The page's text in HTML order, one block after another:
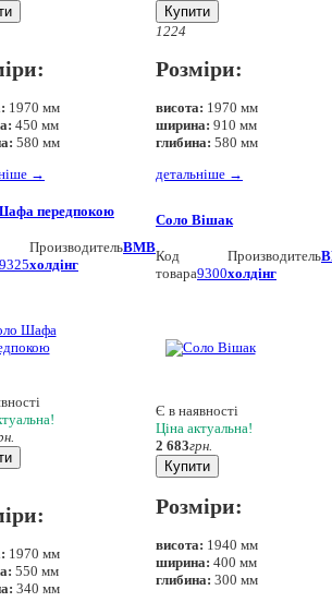
1970 мм
450 мм
580 мм
→
Купити
1224
Розміри:
висота: 1970 мм
ширина: 910 мм
глибина: 580 мм
детальніше →
передпокою
9325
ПроизводительВМВ
холдінг
1970 мм
550 мм
340 мм
Соло Вішак
Код
товара9300
Производитель
холдінг
Є в наявності
Ціна актуальна!
2 683грн.
Купити
Розміри:
висота: 1940 мм
ширина: 400 мм
глибина: 300 мм